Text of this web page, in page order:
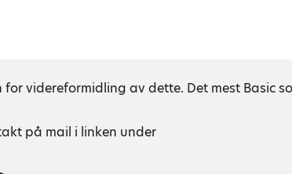
videreformidling av dette. Det mest Basic
på mail i linken under